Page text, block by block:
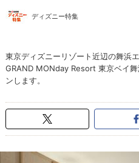
ディズニー特集
東京ディズニーリゾート近辺の舞浜
GRAND MONday Resort 東京ベイ
ンします。